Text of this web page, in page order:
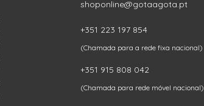
shoponline@gotaagota.pt
+351 223 197 854
(Chamada para a rede fixa nacional)
+351 915 808 042
(Chamada para rede móvel nacional)